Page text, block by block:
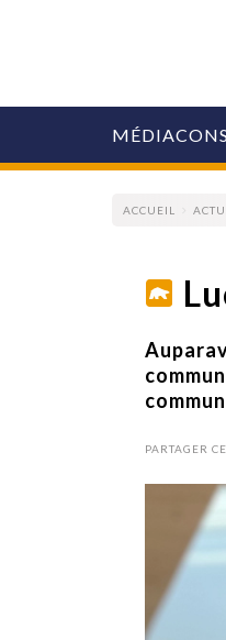
MÉDIA
RETAIL
SERVICES
LA
ARTICLE
ACCUEIL
PARTAGER